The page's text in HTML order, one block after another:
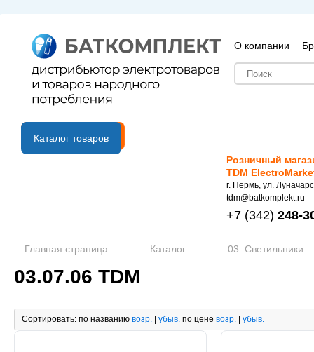
О компании
B2B портал
Каталог товаров
Розничный
TDM
г. Пермь, ул.
tdm@batkomplekt.ru
+7 (342) 248-
Главная страница Каталог 03. Светильники
03.07.06 TDM
Сортировать: по названию возр. | убыв. по цене возр. | убыв.